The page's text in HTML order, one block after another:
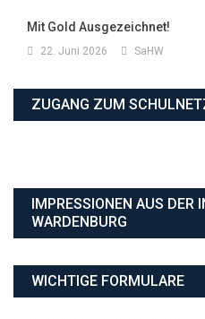
Mit Gold Ausgezeichnet!
22. Juni 2026 SaHW
ZUGANG ZUM
IMPRESSIONEN AUS DER
WARDENBURG
WICHTIGE FORMULARE